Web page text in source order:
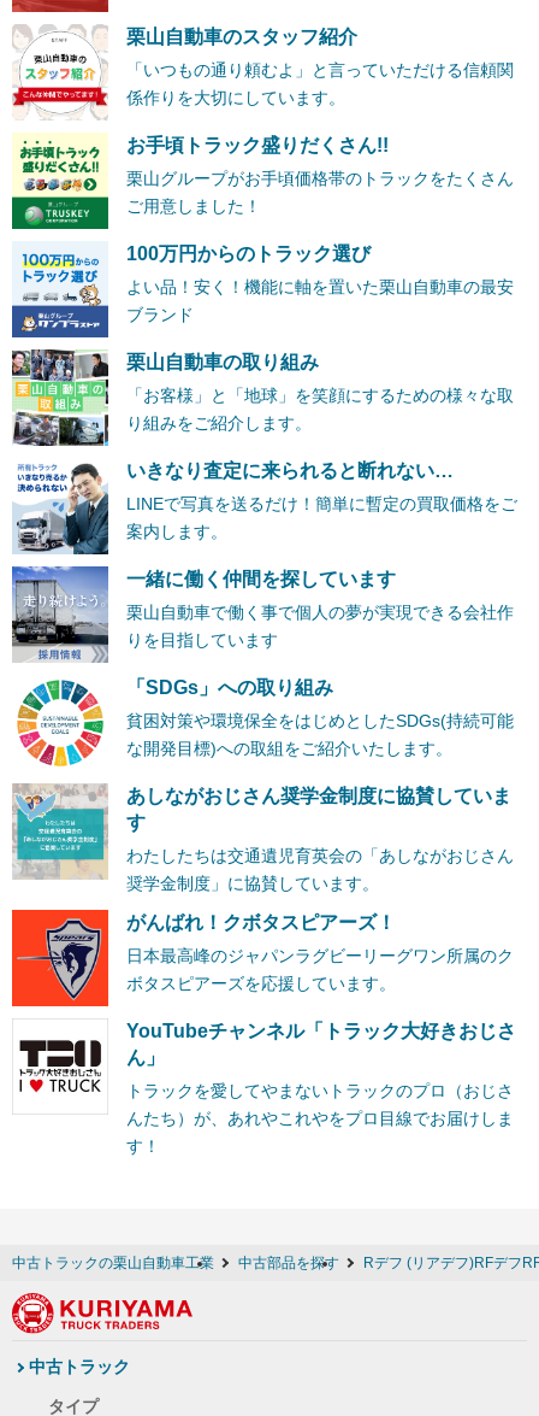
栗山自動車のスタッフ紹介
「いつもの通り頼むよ」と言っていただける信頼関
係作りを大切にしています。
お手頃トラック盛りだくさん!!
栗山グループがお手頃価格帯のトラックをたくさん
ご用意しました！
100万円からのトラック選び
よい品！安く！機能に軸を置いた栗山自動車の最安
ブランド
栗山自動車の取り組み
「お客様」と「地球」を笑顔にするための様々な取
り組みをご紹介します。
いきなり査定に来られると断れない…
LINEで写真を送るだけ！簡単に暫定の買取価格をご
案内します。
一緒に働く仲間を探しています
栗山自動車で働く事で個人の夢が実現できる会社作
りを目指しています
「SDGs」への取り組み
貧困対策や環境保全をはじめとしたSDGs(持続可能
な開発目標)への取組をご紹介いたします。
あしながおじさん奨学金制度に協賛していま
す
わたしたちは交通遺児育英会の「あしながおじさん
奨学金制度」に協賛しています。
がんばれ！クボタスピアーズ！
日本最高峰のジャパンラグビーリーグワン所属のク
ボタスピアーズを応援しています。
YouTubeチャンネル「トラック大好きおじさ
ん」
トラックを愛してやまないトラックのプロ（おじさ
んたち）が、あれやこれやをプロ目線でお届けしま
す！
中古トラックの栗山自動車工業 中古部品を探す Rデフ (リアデフ)RFデフ
中古トラック
タイプ